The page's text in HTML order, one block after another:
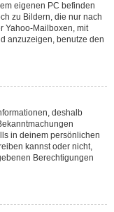
eigenen PC befinden
zu Bildern, die nur nach
Yahoo-Mailboxen, mit
anzuzeigen, benutze den
deshalb
in deinem persönlichen
kannst oder nicht,
Berechtigungen